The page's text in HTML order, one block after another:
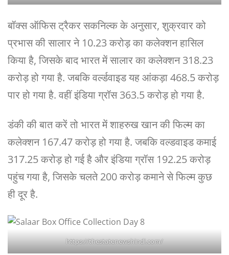
बॉक्स ऑफिस ट्रैकर सकनिल्क के अनुसार, शुक्रवार को
प्रभास की सालार ने 10.23 करोड़ का कलेक्शन हासिल
किया है, जिसके बाद भारत में सालार का कलेक्शन 318.23
करोड़ हो गया है. जबकि वर्ल्डवाइड यह आंकड़ा 468.5 करोड़
पार हो गया है. वहीं इंडिया ग्रॉस 363.5 करोड़ हो गया है.
डंकी की बात करें तो भारत में शाहरुख खान की फिल्म का
कलेक्शन 167.47 करोड़ हो गया है. जबकि वल्डवाइड कमाई
317.25 करोड़ हो गई है और इंडिया ग्रॉस 192.25 करोड़
पहुंच गया है, जिसके चलते 200 करोड़ कमाने से फिल्म कुछ
ही दूर है.
https://thestatenewshindi.com/